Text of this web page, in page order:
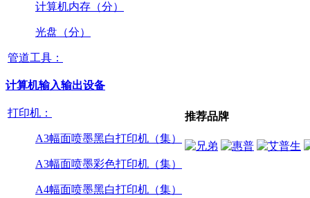
计算机内存（分）
光盘（分）
管道工具：
计算机输入输出设备
打印机：
A3幅面喷墨黑白打印机（集）
A3幅面喷墨彩色打印机（集）
A4幅面喷墨黑白打印机（集）
推荐品牌